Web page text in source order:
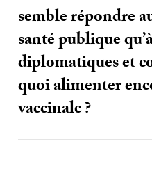
semble répondre
santé publique
diplomatiques et
quoi alimenter
vaccinale?